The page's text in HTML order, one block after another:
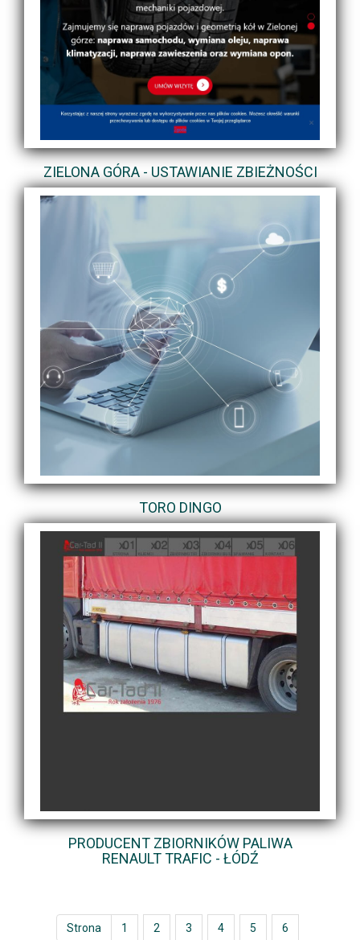
ZIELONA GÓRA - USTAWIANIE ZBIEŻNOŚCI
TORO DINGO
PRODUCENT ZBIORNIKÓW PALIWA
RENAULT TRAFIC - ŁÓDŹ
Strona 1 2 3 4 5 6